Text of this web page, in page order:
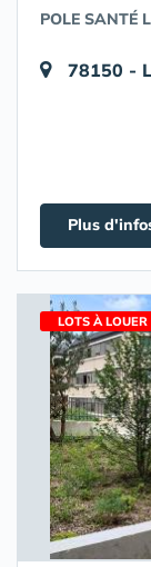
POLE SANTÉ
78150 -
Plus
LOTS À LOUER